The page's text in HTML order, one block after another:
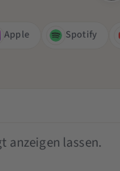
Apple Spotify
anzeigen lassen.